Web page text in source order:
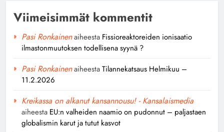
Viimeisimmät kommentit
Pasi Ronkainenaiheesta Fissioreaktoreiden ionisaatio
ilmastonmuutoksen todellisena syynä ?
Pasi RonkainenaiheestaTilannekatsaus Helmikuu –
11.2.2026
Kreikassa on alkanut kansannousu! - Kansalaismedia
aiheesta EU:n valheiden naamio on pudonnut – paljastaen
globalismin karut ja tutut kasvot